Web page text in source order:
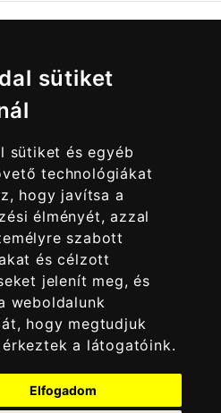
sütiket
sütiket és egyéb
technológiákat
hogy javítsa a
élményét, azzal
szabott
és célzott
jelenít meg, és
weboldalunk
hogy megtudjuk
érkeztek a látogatóink.
Elfogadom
SEGÍTIK